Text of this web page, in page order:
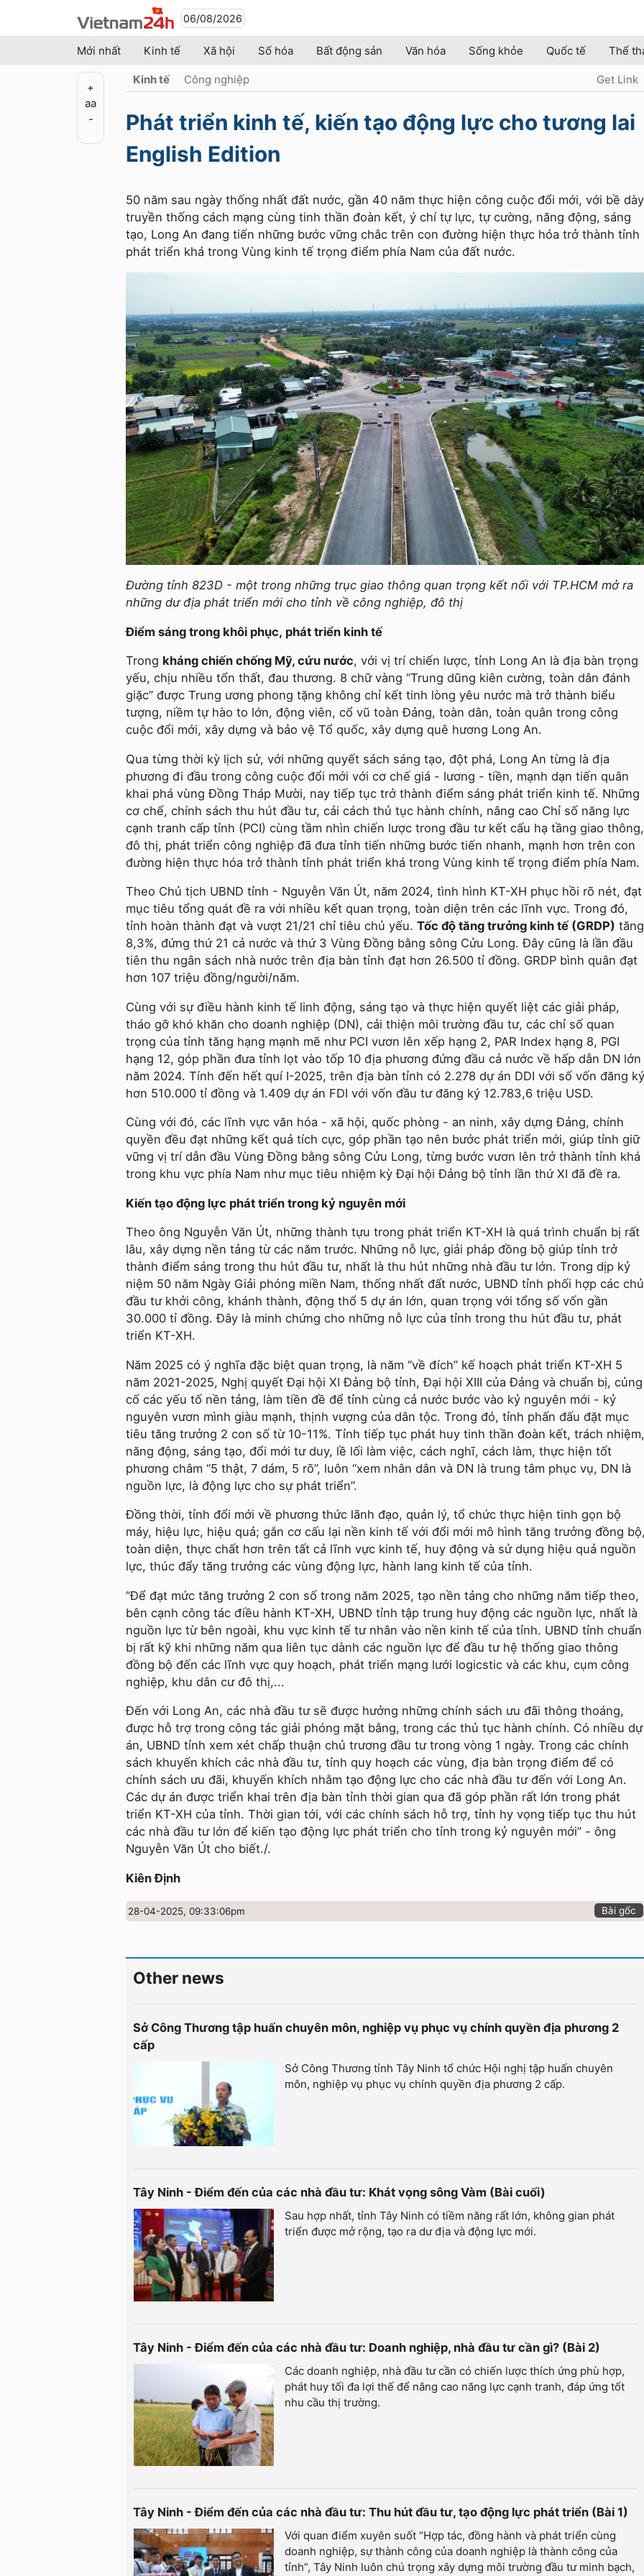
06/08/2026
Mới nhất Kinh tế Xã hội Số hóa Bất động sản Văn hóa Sống khỏe Quốc tế Thể
+
aa
-
Kinh tế Công nghiệp Get Link
Phát triển kinh tế, kiến tạo động lực cho tương lai
English Edition
50 năm sau ngày thống nhất đất nước, gần 40 năm thực hiện công cuộc đổi mới, với bề dày
truyền thống cách mạng cùng tinh thần đoàn kết, ý chí tự lực, tự cường, năng động, sáng
tạo, Long An đang tiến những bước vững chắc trên con đường hiện thực hóa trở thành tỉnh
phát triển khá trong Vùng kinh tế trọng điểm phía Nam của đất nước.
Đường tỉnh 823D - một trong những trục giao thông quan trọng kết nối với TP.HCM mở ra
những dư địa phát triển mới cho tỉnh về công nghiệp, đô thị
Điểm sáng trong khôi phục, phát triển kinh tế
Trong kháng chiến chống Mỹ, cứu nước, với vị trí chiến lược, tỉnh Long An là địa bàn trọng
yếu, chịu nhiều tổn thất, đau thương. 8 chữ vàng “Trung dũng kiên cường, toàn dân đánh
giặc” được Trung ương phong tặng không chỉ kết tinh lòng yêu nước mà trở thành biểu
tượng, niềm tự hào to lớn, động viên, cổ vũ toàn Đảng, toàn dân, toàn quân trong công
cuộc đổi mới, xây dựng và bảo vệ Tổ quốc, xây dựng quê hương Long An.
Qua từng thời kỳ lịch sử, với những quyết sách sáng tạo, đột phá, Long An từng là địa
phương đi đầu trong công cuộc đổi mới với cơ chế giá - lương - tiền, mạnh dạn tiến quân
khai phá vùng Đồng Tháp Mười, nay tiếp tục trở thành điểm sáng phát triển kinh tế. Những
cơ chế, chính sách thu hút đầu tư, cải cách thủ tục hành chính, nâng cao Chỉ số năng lực
cạnh tranh cấp tỉnh (PCI) cùng tầm nhìn chiến lược trong đầu tư kết cấu hạ tầng giao thông,
đô thị, phát triển công nghiệp đã đưa tỉnh tiến những bước tiến nhanh, mạnh hơn trên con
đường hiện thực hóa trở thành tỉnh phát triển khá trong Vùng kinh tế trọng điểm phía Nam.
Theo Chủ tịch UBND tỉnh - Nguyễn Văn Út, năm 2024, tình hình KT-XH phục hồi rõ nét, đạt
mục tiêu tổng quát đề ra với nhiều kết quan trọng, toàn diện trên các lĩnh vực. Trong đó,
tỉnh hoàn thành đạt và vượt 21/21 chỉ tiêu chủ yếu. Tốc độ tăng trưởng kinh tế (GRDP) tăng
8,3%, đứng thứ 21 cả nước và thứ 3 Vùng Đồng bằng sông Cửu Long. Đây cũng là lần đầu
tiên thu ngân sách nhà nước trên địa bàn tỉnh đạt hơn 26.500 tỉ đồng. GRDP bình quân đạt
hơn 107 triệu đồng/người/năm.
Cùng với sự điều hành kinh tế linh động, sáng tạo và thực hiện quyết liệt các giải pháp,
tháo gỡ khó khăn cho doanh nghiệp (DN), cải thiện môi trường đầu tư, các chỉ số quan
trọng của tỉnh tăng hạng mạnh mẽ như PCI vươn lên xếp hạng 2, PAR Index hạng 8, PGI
hạng 12, góp phần đưa tỉnh lọt vào tốp 10 địa phương đứng đầu cả nước về hấp dẫn DN lớn
năm 2024. Tính đến hết quí I-2025, trên địa bàn tỉnh có 2.278 dự án DDI với số vốn đăng ký
hơn 510.000 tỉ đồng và 1.409 dự án FDI với vốn đầu tư đăng ký 12.783,6 triệu USD.
Cùng với đó, các lĩnh vực văn hóa - xã hội, quốc phòng - an ninh, xây dựng Đảng, chính
quyền đều đạt những kết quả tích cực, góp phần tạo nên bước phát triển mới, giúp tỉnh giữ
vững vị trí dẫn đầu Vùng Đồng bằng sông Cửu Long, từng bước vươn lên trở thành tỉnh khá
trong khu vực phía Nam như mục tiêu nhiệm kỳ Đại hội Đảng bộ tỉnh lần thứ XI đã đề ra.
Kiến tạo động lực phát triển trong kỷ nguyên mới
Theo ông Nguyễn Văn Út, những thành tựu trong phát triển KT-XH là quá trình chuẩn bị rất
lâu, xây dựng nền tảng từ các năm trước. Những nỗ lực, giải pháp đồng bộ giúp tỉnh trở
thành điểm sáng trong thu hút đầu tư, nhất là thu hút những nhà đầu tư lớn. Trong dịp kỷ
niệm 50 năm Ngày Giải phóng miền Nam, thống nhất đất nước, UBND tỉnh phối hợp các chủ
đầu tư khởi công, khánh thành, động thổ 5 dự án lớn, quan trọng với tổng số vốn gần
30.000 tỉ đồng. Đây là minh chứng cho những nỗ lực của tỉnh trong thu hút đầu tư, phát
triển KT-XH.
Năm 2025 có ý nghĩa đặc biệt quan trọng, là năm “về đích” kế hoạch phát triển KT-XH 5
năm 2021-2025, Nghị quyết Đại hội XI Đảng bộ tỉnh, Đại hội XIII của Đảng và chuẩn bị, củng
cố các yếu tố nền tảng, làm tiền đề để tỉnh cùng cả nước bước vào kỷ nguyên mới - kỷ
nguyên vươn mình giàu mạnh, thịnh vượng của dân tộc. Trong đó, tỉnh phấn đấu đặt mục
tiêu tăng trưởng 2 con số từ 10-11%. Tỉnh tiếp tục phát huy tinh thần đoàn kết, trách nhiệm,
năng động, sáng tạo, đổi mới tư duy, lề lối làm việc, cách nghĩ, cách làm, thực hiện tốt
phương châm “5 thật, 7 dám, 5 rõ”, luôn “xem nhân dân và DN là trung tâm phục vụ, DN là
nguồn lực, là động lực cho sự phát triển”.
Đồng thời, tỉnh đổi mới về phương thức lãnh đạo, quản lý, tổ chức thực hiện tinh gọn bộ
máy, hiệu lực, hiệu quả; gắn cơ cấu lại nền kinh tế với đổi mới mô hình tăng trưởng đồng
toàn diện, thực chất hơn trên tất cả lĩnh vực kinh tế, huy động và sử dụng hiệu quả nguồn
lực, thúc đẩy tăng trưởng các vùng động lực, hành lang kinh tế của tỉnh.
“Để đạt mức tăng trưởng 2 con số trong năm 2025, tạo nền tảng cho những năm tiếp theo,
bên cạnh công tác điều hành KT-XH, UBND tỉnh tập trung huy động các nguồn lực, nhất là
nguồn lực từ bên ngoài, khu vực kinh tế tư nhân vào nền kinh tế của tỉnh. UBND tỉnh chuẩn
bị rất kỹ khi những năm qua liên tục dành các nguồn lực để đầu tư hệ thống giao thông
đồng bộ đến các lĩnh vực quy hoạch, phát triển mạng lưới logicstic và các khu, cụm công
nghiệp, khu dân cư đô thị,...
Đến với Long An, các nhà đầu tư sẽ được hưởng những chính sách ưu đãi thông thoáng,
được hỗ trợ trong công tác giải phóng mặt bằng, trong các thủ tục hành chính. Có nhiều dự
án, UBND tỉnh xem xét chấp thuận chủ trương đầu tư trong vòng 1 ngày. Trong các chính
sách khuyến khích các nhà đầu tư, tỉnh quy hoạch các vùng, địa bàn trọng điểm để có
chính sách ưu đãi, khuyến khích nhằm tạo động lực cho các nhà đầu tư đến với Long An.
Các dự án được triển khai trên địa bàn tỉnh thời gian qua đã góp phần rất lớn trong phát
triển KT-XH của tỉnh. Thời gian tới, với các chính sách hỗ trợ, tỉnh hy vọng tiếp tục thu hút
các nhà đầu tư lớn để kiến tạo động lực phát triển cho tỉnh trong kỷ nguyên mới” - ông
Nguyễn Văn Út cho biết./.
Kiên Định
28-04-2025, 09:33:06pm Bài gốc
Other news
Sở Công Thương tập huấn chuyên môn, nghiệp vụ phục vụ chính quyền địa phương 2
cấp
Sở Công Thương tỉnh Tây Ninh tổ chức Hội nghị tập huấn chuyên
môn, nghiệp vụ phục vụ chính quyền địa phương 2 cấp.
Tây Ninh - Điểm đến của các nhà đầu tư: Khát vọng sông Vàm (Bài cuối)
Sau hợp nhất, tỉnh Tây Ninh có tiềm năng rất lớn, không gian phát
triển được mở rộng, tạo ra dư địa và động lực mới.
Tây Ninh - Điểm đến của các nhà đầu tư: Doanh nghiệp, nhà đầu tư cần gì? (Bài 2)
Các doanh nghiệp, nhà đầu tư cần có chiến lược thích ứng phù hợp,
phát huy tối đa lợi thế để nâng cao năng lực cạnh tranh, đáp ứng tốt
nhu cầu thị trường.
Tây Ninh - Điểm đến của các nhà đầu tư: Thu hút đầu tư, tạo động lực phát triển (Bài 1)
Với quan điểm xuyên suốt “Hợp tác, đồng hành và phát triển cùng
doanh nghiệp, sự thành công của doanh nghiệp là thành công của
tỉnh”, Tây Ninh luôn chú trọng xây dựng môi trường đầu tư minh bạch,